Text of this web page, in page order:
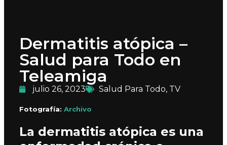
Dermatitis atópica –
Salud para Todo en
Teleamiga
julio 26, 2023 Salud Para Todo, TV
Fotografía: Archivo
La dermatitis atópica es una